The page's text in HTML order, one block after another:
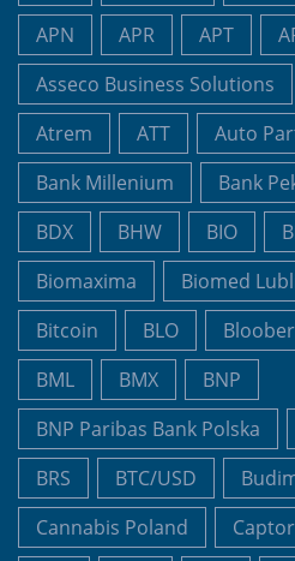
APN
APR APT
Asseco Business Solutions
Atrem
ATT Auto
Bank Millenium
Bank
BDX
BHW BIO
Biomaxima
Biomed
Bitcoin
BLO
BML
BMX
BNP
BNP Paribas Bank Polska
BRS
BTC/USD
Cannabis Poland